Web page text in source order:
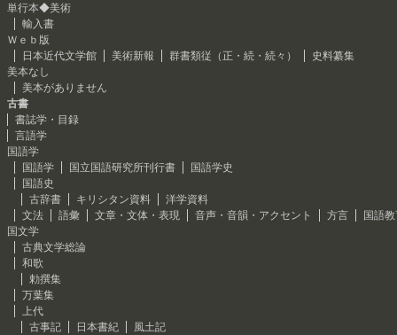
単行本◆美術
輸入書
Ｗｅｂ版
日本近代文学館
美術新報 群書類従（正・続・続々）
史料纂集
美本なし
美本がありません
古書
書誌学・目録
言語学
国語学
国語学
国立国語研究所刊行書
国語学史
国語史
古辞書
キリシタン資料
洋学資料
文法
語彙 文章・文体・表現 音声・音韻・アクセント 方言
国語
国文学
古典文学総論
和歌
勅撰集
万葉集
上代
古事記
日本書紀
風土記